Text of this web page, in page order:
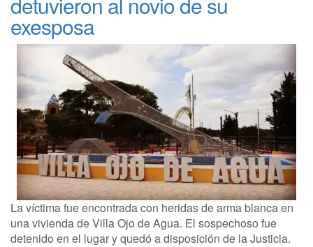
exesposa
La víctima fue encontrada con heridas de arma blanca en
una vivienda de Villa Ojo de Agua. El sospechoso fue
detenido en el lugar y quedó a disposición de la Justicia.